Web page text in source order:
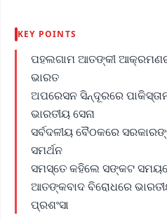
KEY POINTS
ପହଲଗାମ ଆତଙ୍କୀ
ଭାରତ
ଅପରେସନ ସିନ୍ଦୂରରେ
ଭାରତୀୟ ସେନା
ସର୍ବଦଳୀୟ ବୈଠକରେ
ସମର୍ଥନ
ସମସ୍ତେ କହିଲେ ସଙ୍କଟ
ଆତଙ୍କବାଦ ବିରୋଧରେ
ପ୍ରଶଂସା